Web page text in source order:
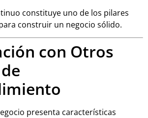
constituye uno de los pilares
construir un negocio sólido.
con Otros
presenta características